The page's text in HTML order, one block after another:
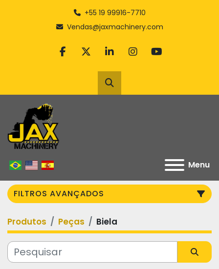
+55 19 99916-7710
Vendas@jaxmachinery.com
facebook
twitterlinkedininstagram
youtube
Pesquisar
Menu
FILTROS AVANÇADOS
Categoria
Fabricante
Produtos Peças Biela